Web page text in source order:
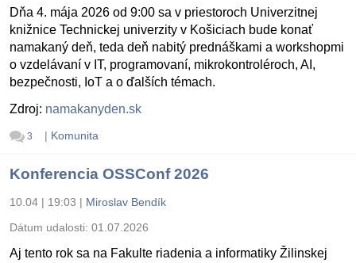
Dňa 4. mája 2026 od 9:00 sa v priestoroch Univerzitnej
knižnice Technickej univerzity v Košiciach bude konať
namakaný deň, teda deň nabitý prednáškami a workshopmi
o vzdelávaní v IT, programovaní, mikrokontroléroch, AI,
bezpečnosti, IoT a o ďalších témach.
Zdroj: namakanyden.sk
3 | Komunita
Konferencia OSSConf 2026
10.04 | 19:03 | Miroslav Bendík
Dátum udalosti: 01.07.2026
Aj tento rok sa na Fakulte riadenia a informatiky Žilinskej